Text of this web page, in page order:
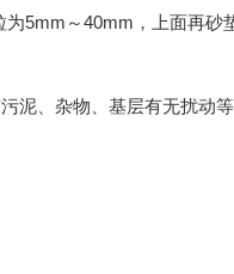
5mm～40mm，上面再砂
泥、杂物、基层有无扰动